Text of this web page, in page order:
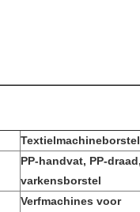
Textielmachineborstel
PP-handvat, PP-draad,
varkensborstel
Verfmachines voor